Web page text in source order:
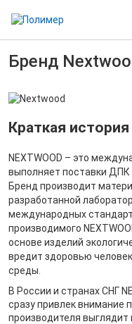
Бренд
Краткая история
NEXTWOOD – это
выполняет поставки ДПК
Бренд производит
разработанной
международных
производимого
основе изделий
вредит здоровью
среды.
В России и странах СНГ
сразу привлек внимание
производителя